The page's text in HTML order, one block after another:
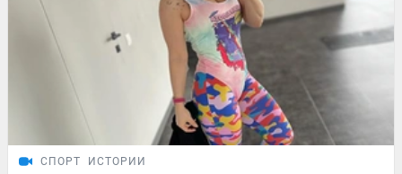
СПОРТ ИСТОРИИ